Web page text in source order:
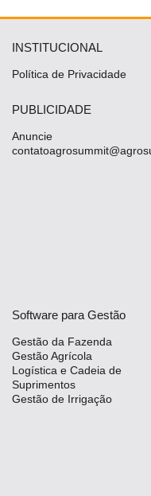
INSTITUCIONAL
Política de Privacidade
PUBLICIDADE
Anuncie
Software para Gestão
Gestão da Fazenda
Gestão Agrícola
Logística e Cadeia de
Suprimentos
Gestão de Irrigação